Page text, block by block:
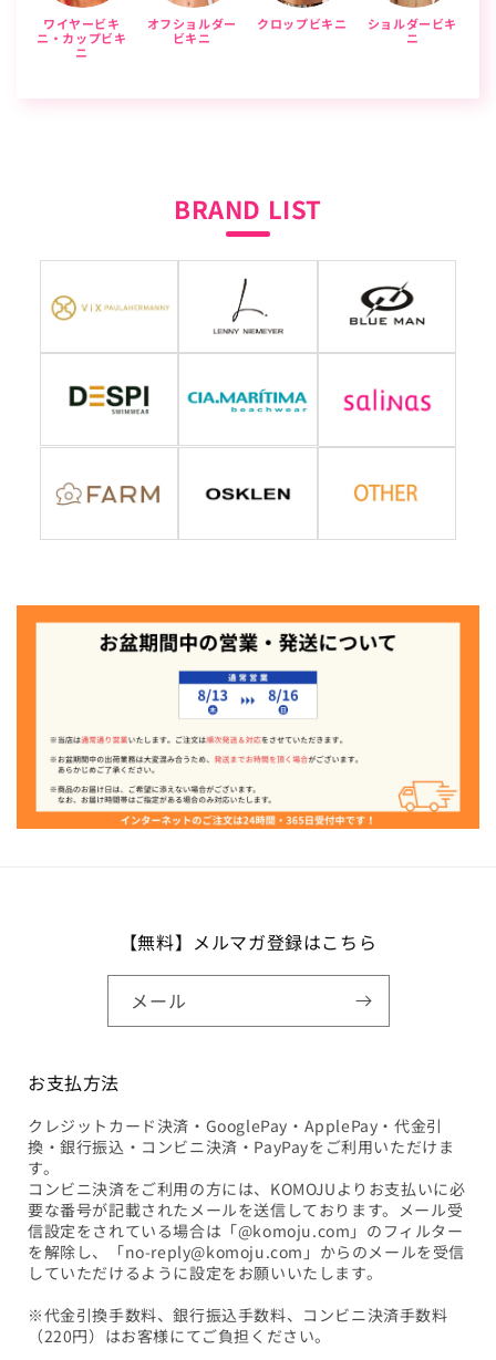
ワイヤービキ
ニ・カップビキ
ニ
オフショルダー
ビキニ
クロップビキニ
ショルダービキ
ニ
BRAND LIST
【無料】メルマガ登録はこちら
メール
お支払方法
クレジットカード決済・GooglePay・ApplePay・代金引
換・銀行振込・コンビニ決済・PayPayをご利用いただけま
す。
コンビニ決済をご利用の方には、KOMOJUよりお支払いに必
要な番号が記載されたメールを送信しております。メール受
信設定をされている場合は「@komoju.com」のフィルター
を解除し、「no-reply@komoju.com」からのメールを受信
していただけるように設定をお願いいたします。
※代金引換手数料、銀行振込手数料、コンビニ決済手数料
（220円）はお客様にてご負担ください。